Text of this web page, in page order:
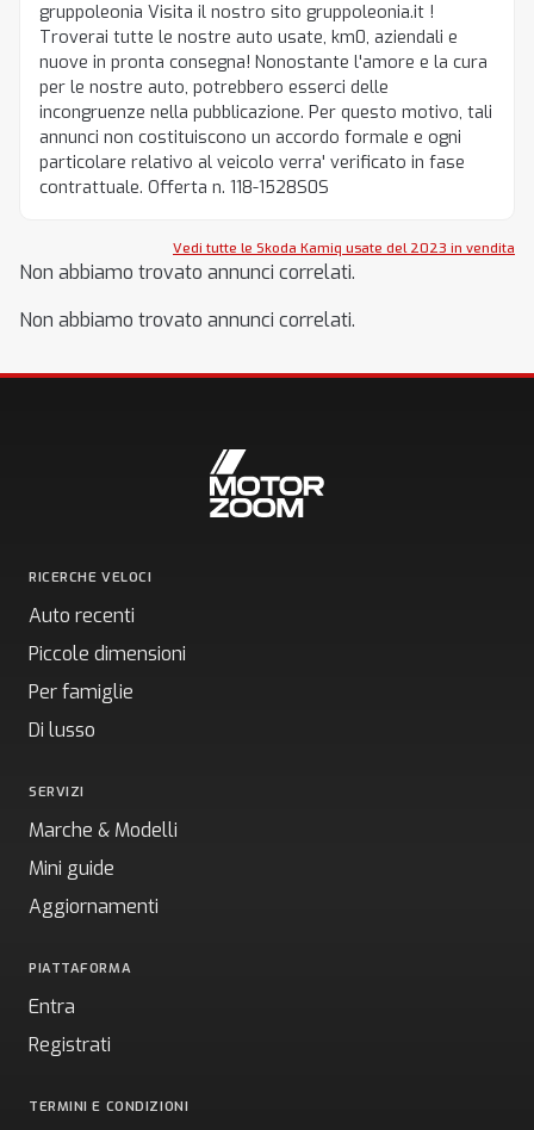
gruppoleonia Visita il nostro sito gruppoleonia.it !
Troverai tutte le nostre auto usate, km0, aziendali e
nuove in pronta consegna! Nonostante l'amore e la cura
per le nostre auto, potrebbero esserci delle
incongruenze nella pubblicazione. Per questo motivo, tali
annunci non costituiscono un accordo formale e ogni
particolare relativo al veicolo verra' verificato in fase
contrattuale. Offerta n. 118-1528S0S
Vedi tutte le Skoda Kamiq usate del 2023 in vendita
Non abbiamo trovato annunci correlati.
Non abbiamo trovato annunci correlati.
RICERCHE VELOCI
Auto recenti
Piccole dimensioni
Per famiglie
Di lusso
SERVIZI
Marche & Modelli
Mini guide
Aggiornamenti
PIATTAFORMA
Entra
Registrati
TERMINI E CONDIZIONI